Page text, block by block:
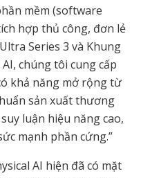
mềm (software
hợp thủ công, đơn lẻ
Series 3 và Khung
chúng tôi cung cấp
khả năng mở rộng từ
sản xuất thương
luận hiệu năng cao,
mạnh phần cứng.”
AI hiện đã có mặt